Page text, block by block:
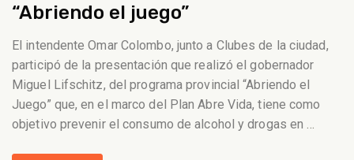
“Abriendo el juego”
El intendente Omar Colombo, junto a Clubes de la ciudad,
participó de la presentación que realizó el gobernador
Miguel Lifschitz, del programa provincial “Abriendo el
Juego” que, en el marco del Plan Abre Vida, tiene como
objetivo prevenir el consumo de alcohol y drogas en